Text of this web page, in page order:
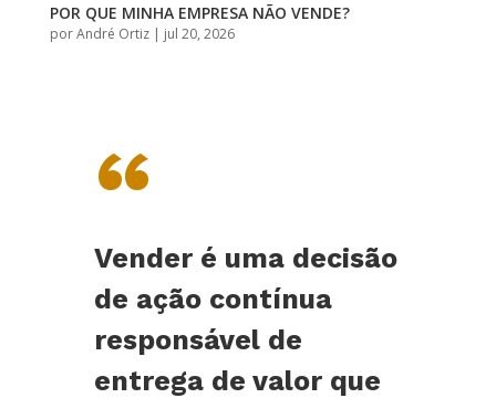
POR QUE MINHA EMPRESA NÃO VENDE?
porAndré Ortiz| jul 20, 2026
“
Vender é uma decisão
de ação contínua
responsável de
entrega de valor que